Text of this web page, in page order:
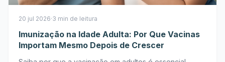
20 jul 2026·3 min de leitura
Imunização na Idade Adulta: Por Que Vacinas
Importam Mesmo Depois de Crescer